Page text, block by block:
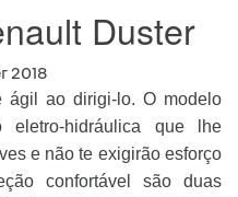
Duster
ágil ao dirigi-lo. O modelo
eletro-hidráulica que lhe
e não te exigirão esforço
confortável são duas